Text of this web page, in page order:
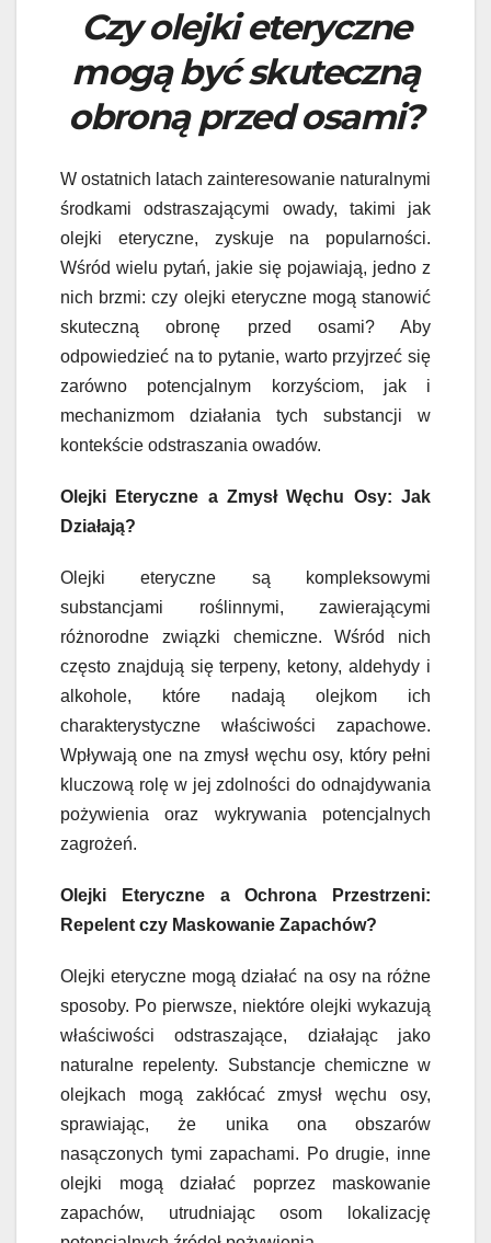
Czy olejki eteryczne
mogą być skuteczną
obroną przed osami?
W ostatnich latach zainteresowanie naturalnymi
środkami odstraszającymi owady, takimi jak
olejki eteryczne, zyskuje na popularności.
Wśród wielu pytań, jakie się pojawiają, jedno z
nich brzmi: czy olejki eteryczne mogą stanowić
skuteczną obronę przed osami? Aby
odpowiedzieć na to pytanie, warto przyjrzeć się
zarówno potencjalnym korzyściom, jak i
mechanizmom działania tych substancji w
kontekście odstraszania owadów.
Olejki Eteryczne a Zmysł Węchu Osy: Jak
Działają?
Olejki eteryczne są kompleksowymi
substancjami roślinnymi, zawierającymi
różnorodne związki chemiczne. Wśród nich
często znajdują się terpeny, ketony, aldehydy i
alkohole, które nadają olejkom ich
charakterystyczne właściwości zapachowe.
Wpływają one na zmysł węchu osy, który pełni
kluczową rolę w jej zdolności do odnajdywania
pożywienia oraz wykrywania potencjalnych
zagrożeń.
Olejki Eteryczne a Ochrona Przestrzeni:
Repelent czy Maskowanie Zapachów?
Olejki eteryczne mogą działać na osy na różne
sposoby. Po pierwsze, niektóre olejki wykazują
właściwości odstraszające, działając jako
naturalne repelenty. Substancje chemiczne w
olejkach mogą zakłócać zmysł węchu osy,
sprawiając, że unika ona obszarów
nasączonych tymi zapachami. Po drugie, inne
olejki mogą działać poprzez maskowanie
zapachów, utrudniając osom lokalizację